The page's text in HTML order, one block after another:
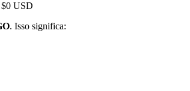
$0 USD
. Isso significa: